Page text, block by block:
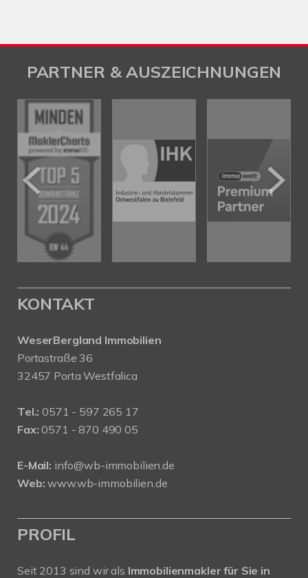
PARTNER & AUSZEICHNUNGEN
KONTAKT
WeserBergland Immobilien
Portastraße 36
32457 Porta Westfalica
Tel.: 0571 - 597 265 17
Fax: 0571 - 870 490 05
E-Mail: info@wb-immobilien.de
Web: www.wb-immobilien.de
PROFIL
Seit 2013 sind wir als Immobilienmakler für Sie in